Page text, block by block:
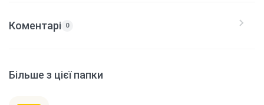
Коментарі 0
Більше з цієї папки